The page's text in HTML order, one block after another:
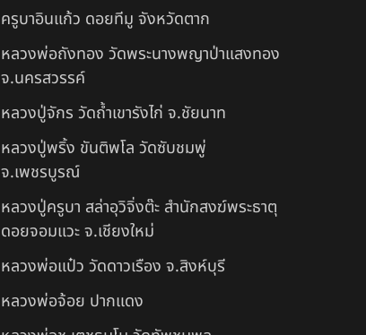
ครูบาอินแก้ว ดอยทีมู จังหวัดตาก
หลวงพ่อถังทอง วัดพระนางพญาป่าแสงทอง
จ.นครสวรรค์
หลวงปู่จักร วัดถ้ำเขารังไก่ จ.ชัยนาท
หลวงปู่พริ้ง ขันติพโล วัดซับชมพู่
จ.เพชรบูรณ์
หลวงปู่ครูบา สล่าอุวิจิ่งต๊ะ สำนักสงฆ์พระธาตุ
ดอยจอมแวะ จ.เชียงใหม่
หลวงพ่อแป๋ว วัดดาวเรือง จ.สิงห์บุรี
หลวงพ่อจ้อย ปากแดง